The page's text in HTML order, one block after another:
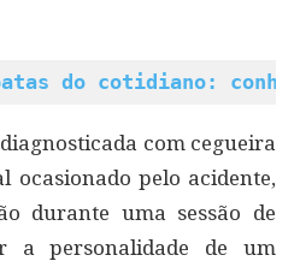
do cotidiano:
com cegueira
ocasionado pelo acidente,
durante uma sessão de
a personalidade de um